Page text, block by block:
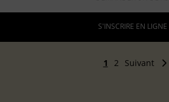
S'INSCRIRE EN LIGNE
1 2 Suivant